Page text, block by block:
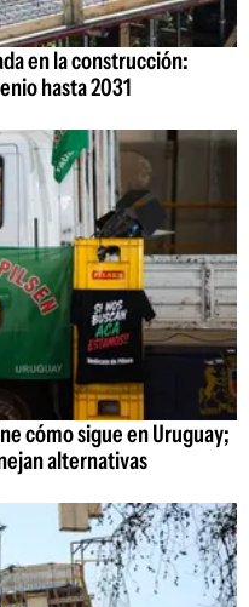
en la construcción:
hasta 2031
cómo sigue en Uruguay;
alternativas